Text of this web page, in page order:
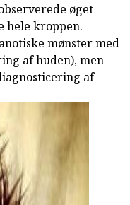
øget
hele kroppen.
mønster med
af huden), men
af